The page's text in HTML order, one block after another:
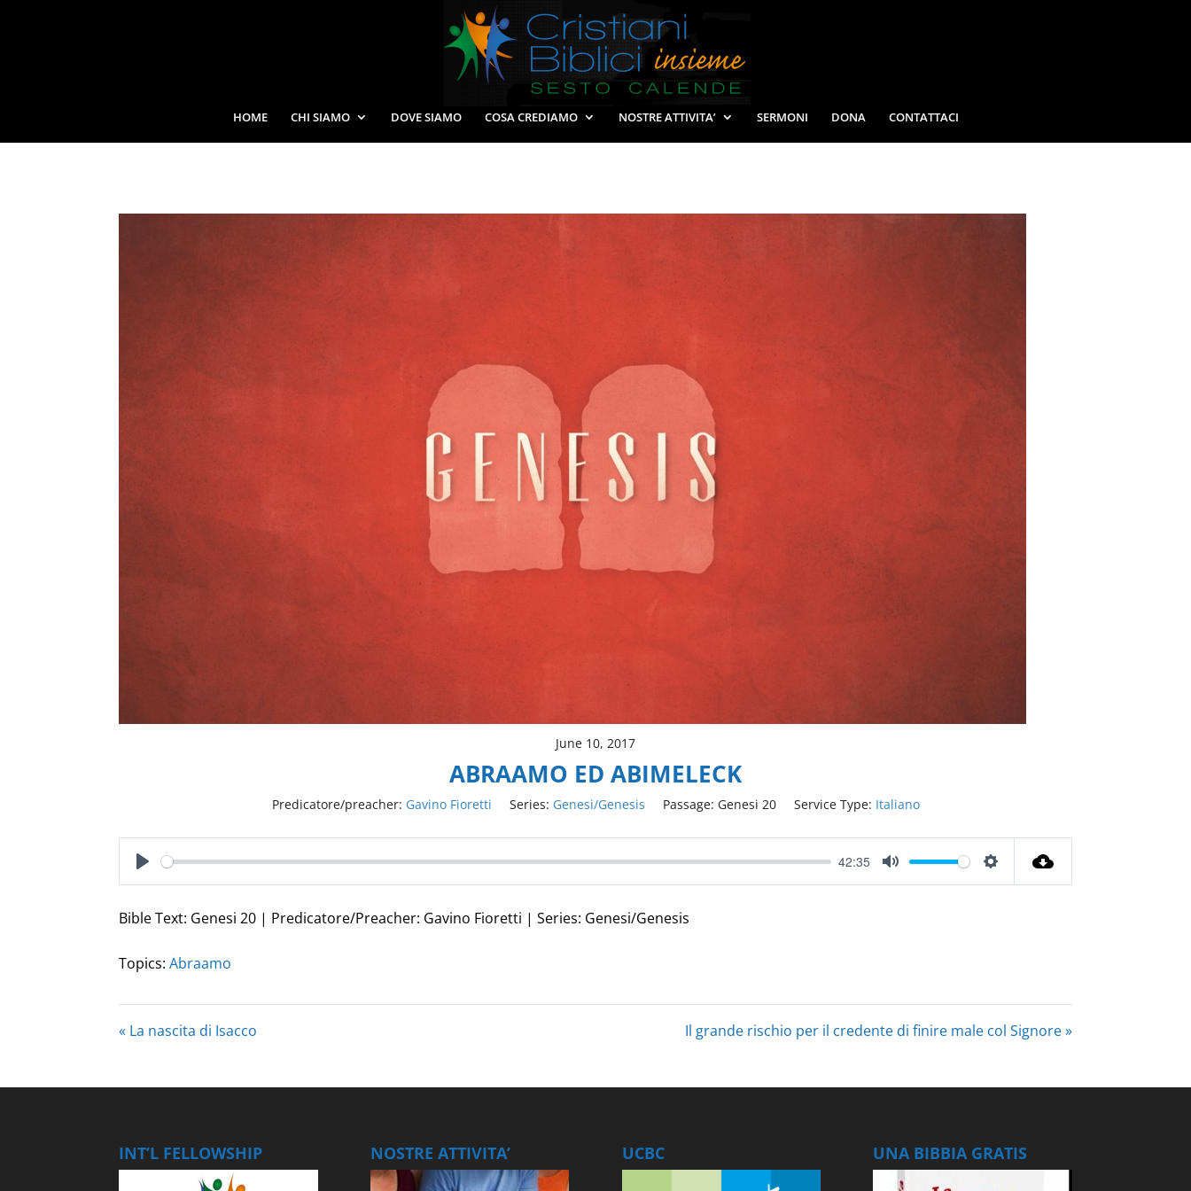
HOME CHI SIAMO DOVE SIAMO COSA CREDIAMO NOSTRE ATTIVITA’ SERMONI DONA CONTATTACI
June 10, 2017
ABRAAMO ED ABIMELECK
Predicatore/preacher: Gavino Fioretti Series: Genesi/Genesis Passage: Genesi 20 Service Type: Italiano
Play
42:35
Mute Settings
Bible Text: Genesi 20 | Predicatore/Preacher: Gavino Fioretti | Series: Genesi/Genesis
Topics: Abraamo
« La nascita di Isacco Il grande rischio per il credente di finire male col Signore »
INT’L FELLOWSHIP NOSTRE ATTIVITA’ UCBC UNA BIBBIA GRATIS